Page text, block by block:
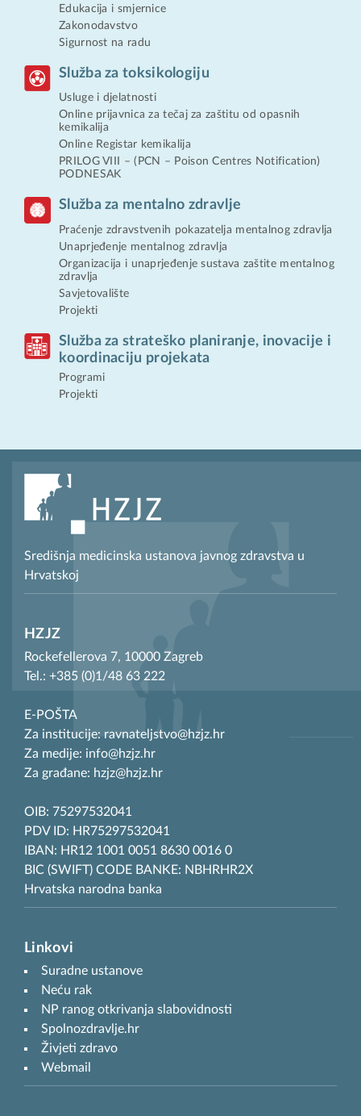
Edukacija i smjernice
Zakonodavstvo
Sigurnost na radu
Služba za toksikologiju
Usluge i djelatnosti
Online prijavnica za tečaj za zaštitu od opasnih
kemikalija
Online Registar kemikalija
PRILOG VIII – (PCN – Poison Centres Notification)
PODNESAK
Služba za mentalno zdravlje
Praćenje zdravstvenih pokazatelja mentalnog zdravlja
Unaprjeđenje mentalnog zdravlja
Organizacija i unaprjeđenje sustava zaštite mentalnog
zdravlja
Savjetovalište
Projekti
Služba za strateško planiranje, inovacije i
koordinaciju projekata
Programi
Projekti
Središnja medicinska ustanova javnog zdravstva u
Hrvatskoj
HZJZ
Rockefellerova 7, 10000 Zagreb
Tel.: +385 (0)1/48 63 222
E-POŠTA
Za institucije: ravnateljstvo@hzjz.hr
Za medije: info@hzjz.hr
Za građane: hzjz@hzjz.hr
OIB: 75297532041
PDV ID: HR75297532041
IBAN: HR12 1001 0051 8630 0016 0
BIC (SWIFT) CODE BANKE: NBHRHR2X
Hrvatska narodna banka
Linkovi
Suradne ustanove
Neću rak
NP ranog otkrivanja slabovidnosti
Spolnozdravlje.hr
Živjeti zdravo
Webmail